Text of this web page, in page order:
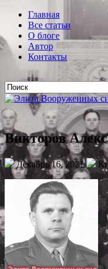
Главная
Все статьи
О блоге
Автор
Контакты
Викторов
Декабрь 16, 2021